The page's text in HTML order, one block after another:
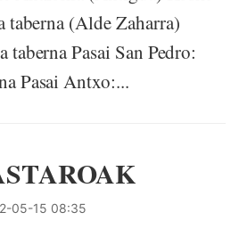
taberna (Alde Zaharra)
taberna Pasai San Pedro:
Pasai Antxo:...
05-15 08:35